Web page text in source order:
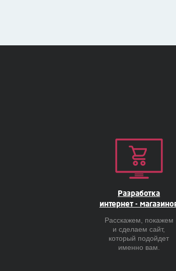
Разработка
интернет -
Расскажем, покажем
и сделаем сайт,
который подойдет
именно вам.